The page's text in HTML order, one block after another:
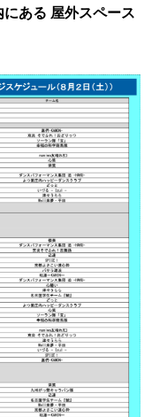
にある 屋外スペース